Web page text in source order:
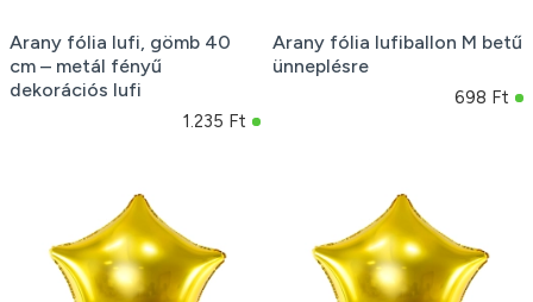
Arany fólia lufi, gömb 40
cm – metál fényű
dekorációs lufi
1.235 Ft
Arany fólia lufiballon M betű
ünneplésre
698 Ft